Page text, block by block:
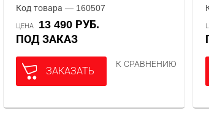
Код товара — 160507
ЦЕНА
13 490 РУБ.
ПОД ЗАКАЗ
ЗАКАЗАТЬ
К СРАВНЕНИЮ